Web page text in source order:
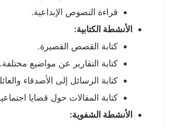
قراءة النصوص الإبداعية.
الأنشطة الكتابية:
كتابة القصص القصيرة.
كتابة التقارير عن مواضيع مختلفة.
كتابة الرسائل إلى الأصدقاء
كتابة المقالات حول قضايا
الأنشطة الشفوية: